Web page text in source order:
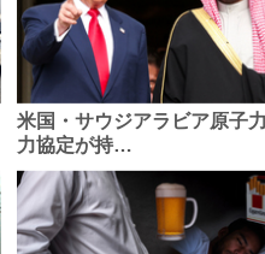
米国・サウジアラビア原子
力協定が持…